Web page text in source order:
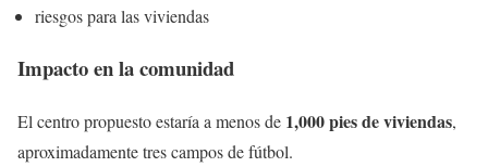
riesgos para las viviendas
Impacto en la comunidad
El centro propuesto estaría a menos de 1,000 pies de viviendas,
aproximadamente tres campos de fútbol.